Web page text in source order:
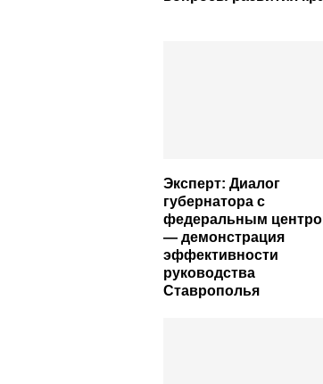
Эксперт: Диалог
губернатора с
федеральным
— демонстрация
эффективности
руководства
Ставрополья